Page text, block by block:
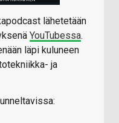
lähetetään
YouTubessa.
läpi kuluneen
ja